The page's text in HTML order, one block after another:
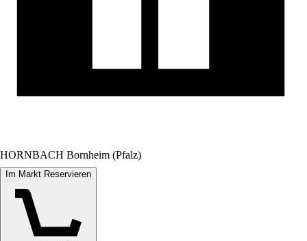
HORNBACH Bornheim (Pfalz)
Im Markt Reservieren